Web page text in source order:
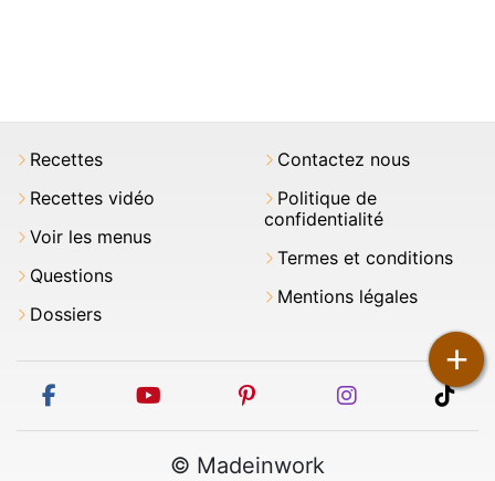
+
Recettes
Recettes vidéo
Voir les menus
Questions
Dossiers
Contactez nous
Politique de
confidentialité
Termes et conditions
Mentions légales
facebook youtube pinterest instagram
© Madeinwork